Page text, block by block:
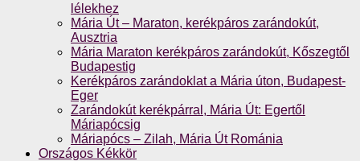
lélekhez
Mária Út – Maraton, kerékpáros zarándokút,
Ausztria
Mária Maraton kerékpáros zarándokút, Kőszegtől
Budapestig
Kerékpáros zarándoklat a Mária úton, Budapest-
Eger
Zarándokút kerékpárral, Mária Út: Egertől
Máriapócsig
Máriapócs – Zilah, Mária Út Románia
Országos Kékkör